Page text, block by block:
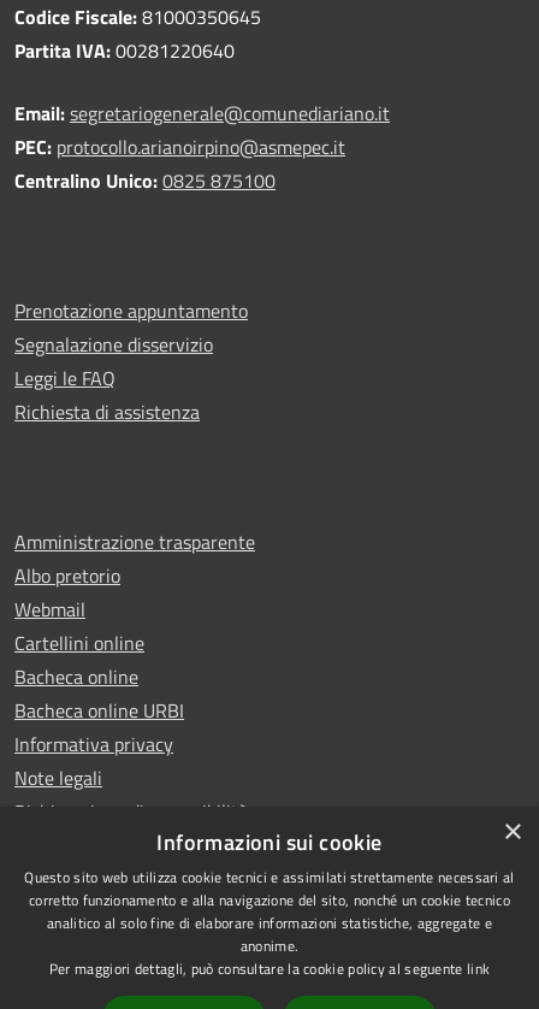
Codice Fiscale:81000350645
Partita IVA:00281220640
Email:segretariogenerale@comunediariano.it
PEC: protocollo.arianoirpino@asmepec.it
Centralino Unico:0825 875100
Prenotazione appuntamento
Segnalazione disservizio
Leggi le FAQ
Richiesta di assistenza
Amministrazione trasparente
Albo pretorio
Webmail
Cartellini online
Bacheca online
Bacheca online URBI
Informativa privacy
Note legali
Dichiarazione di accessibilità
RSS
Accessibilità
Copyright © 2025 Comune di
Ariano Irpino
Powered byMunicipium
×
Informazioni sui cookie
Questo sito web utilizza cookie tecnici e assimilati strettamente necessari al
corretto funzionamento e alla navigazione del sito, nonché un cookie tecnico
analitico al solo fine di elaborare informazioni statistiche, aggregate e
anonime.
Per maggiori dettagli, può consultare la cookie policy al seguente link